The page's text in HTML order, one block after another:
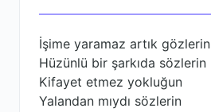
İşime yaramaz artık gözlerin
Hüzünlü bir şarkıda sözlerin
Kifayet etmez yokluğun
Yalandan mıydı sözlerin